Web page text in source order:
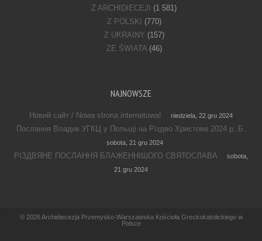
Z ARCHIDIECEJI
(1 581)
Z POLSKI
(770)
Z UKRAINY (157)
ZE ŚWIATA(46)
NAJNOWSZE
Новий сайт / Nowa strona internetowa! niedziela, 22 gru 2024
Послання Владик УГКЦ у Польщі на Різдво Христове 2024 р. Б.
sobota, 21 gru 2024
РІЗДВЯНЕ ПОСЛАННЯ БЛАЖЕННІШОГО СВЯТОСЛАВА
sobota,
21 gru 2024
© 2026Archidiecezja Przemysko-Warszawska Kościoła Greckokatolickiego w
Polsce